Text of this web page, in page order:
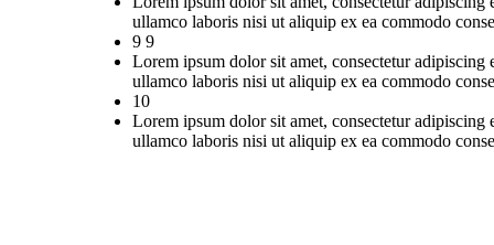
ullamco laboris nisi ut aliquip ex ea commodo
9 9
Lorem ipsum dolor sit amet, consectetur
ullamco laboris nisi ut aliquip ex ea commodo
10
Lorem ipsum dolor sit amet, consectetur
ullamco laboris nisi ut aliquip ex ea commodo